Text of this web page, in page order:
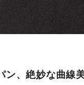
ン、絶妙な曲線